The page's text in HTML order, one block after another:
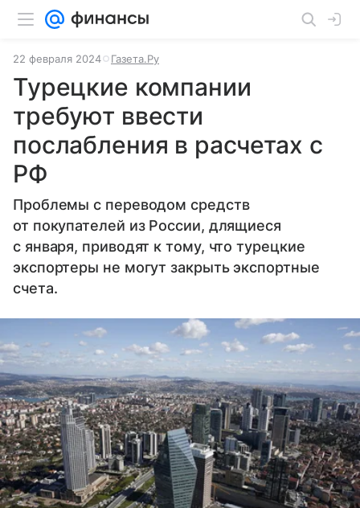
22 февраля 2024 Газета.Ру
Турецкие компании
требуют ввести
послабления в расчетах с
РФ
Проблемы с переводом средств
от покупателей из России, длящиеся
с января, приводят к тому, что турецкие
экспортеры не могут закрыть экспортные
счета.